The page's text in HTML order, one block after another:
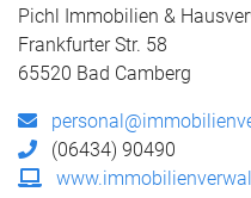
Pichl Immobilien &
Frankfurter Str. 58
65520 Bad Camberg
(06434) 90490